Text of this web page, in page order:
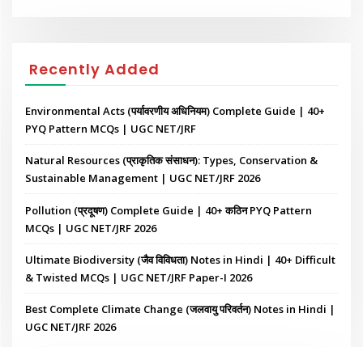
Recently Added
Environmental Acts (पर्यावरणीय अधिनियम) Complete Guide | 40+
PYQ Pattern MCQs | UGC NET/JRF
Natural Resources (प्राकृतिक संसाधन): Types, Conservation &
Sustainable Management | UGC NET/JRF 2026
Pollution (प्रदूषण) Complete Guide | 40+ कठिन PYQ Pattern
MCQs | UGC NET/JRF 2026
Ultimate Biodiversity (जैव विविधता) Notes in Hindi | 40+ Difficult
& Twisted MCQs | UGC NET/JRF Paper-I 2026
Best Complete Climate Change (जलवायु परिवर्तन) Notes in Hindi |
UGC NET/JRF 2026